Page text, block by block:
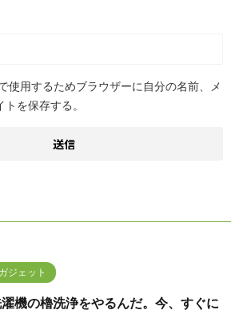
使用するためブラウザーに自分の名前、メ
を保存する。
ガジェット
機の櫓洗浄をやるんだ。今、すぐに